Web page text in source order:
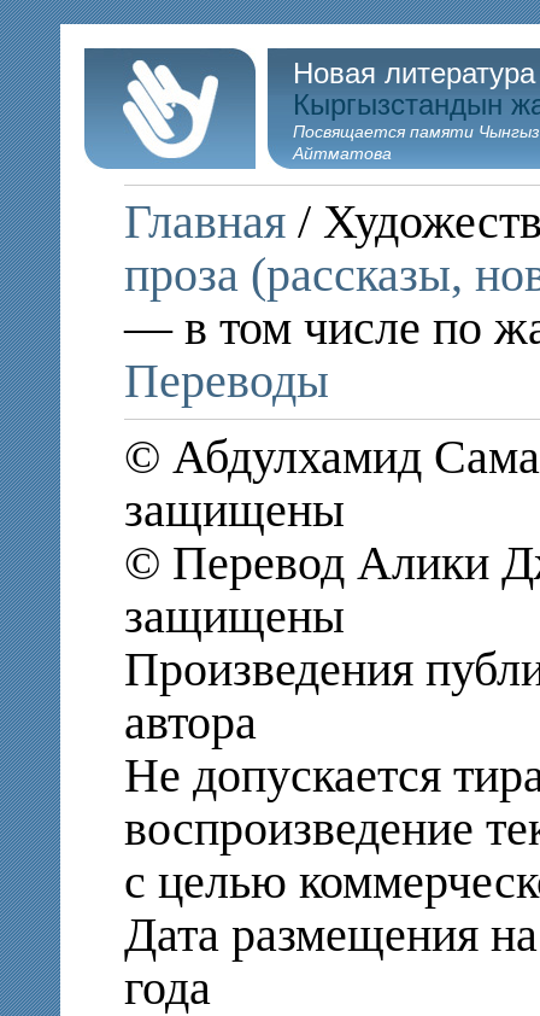
Новая
Кыргызстандын
Посвящается памяти
Айтматова
Главная /
проза (рассказы,
— в том числе по
Переводы
© Абдулхамид
защищены
© Перевод Алики
защищены
Произведения
автора
Не допускается
воспроизведение
с целью
Дата размещения
года